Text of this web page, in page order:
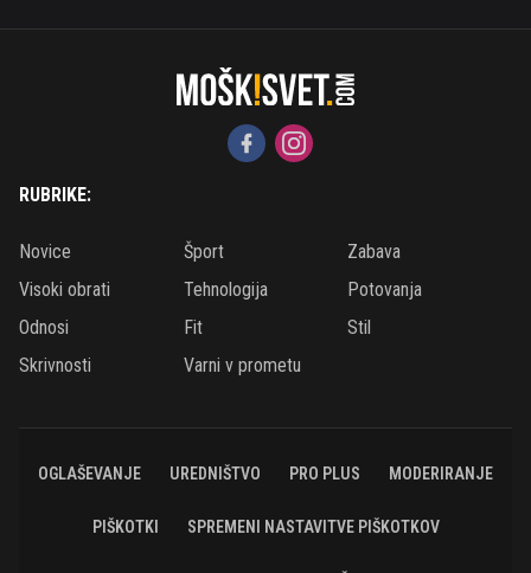
RUBRIKE:
Novice Šport
Zabava
Visoki obrati
Tehnologija
Potovanja
Odnosi
Fit
Stil
Skrivnosti
Varni v prometu
OGLAŠEVANJE UREDNIŠTVO PRO PLUS MODERIRANJE
PIŠKOTKI SPREMENI NASTAVITVE PIŠKOTKOV